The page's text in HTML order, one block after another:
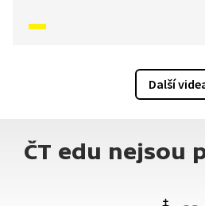
Další
ČT edu nejsou